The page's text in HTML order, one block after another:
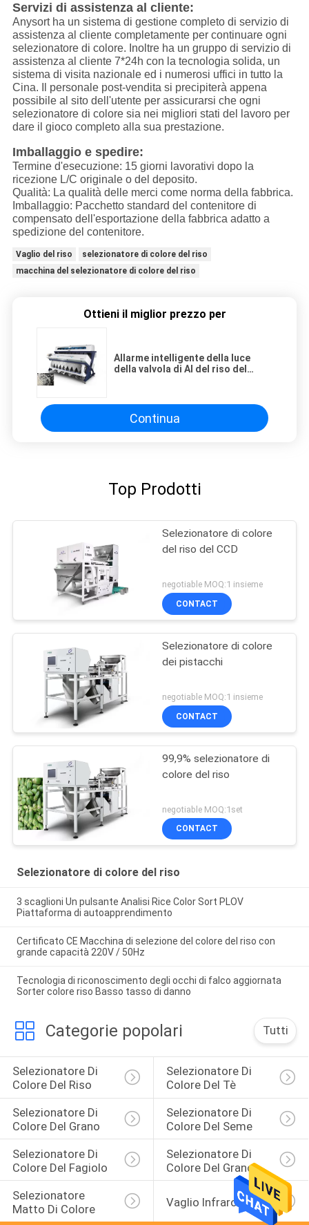
Servizi di assistenza al cliente:
Anysort ha un sistema di gestione completo di servizio di
assistenza al cliente completamente per continuare ogni
selezionatore di colore. Inoltre ha un gruppo di servizio di
assistenza al cliente 7*24h con la tecnologia solida, un
sistema di visita nazionale ed i numerosi uffici in tutto la
Cina. Il personale post-vendita si precipiterà appena
possibile al sito dell'utente per assicurarsi che ogni
selezionatore di colore sia nei migliori stati del lavoro per
dare il gioco completo alla sua prestazione.
Imballaggio e spedire:
Termine d'esecuzione: 15 giorni lavorativi dopo la
ricezione L/C originale o del deposito.
Qualità: La qualità delle merci come norma della fabbrica.
Imballaggio: Pacchetto standard del contenitore di
compensato dell'esportazione della fabbrica adatto a
spedizione del contenitore.
Vaglio del riso
selezionatore di colore del riso
macchina del selezionatore di colore del riso
Ottieni il miglior prezzo per
Allarme intelligente della luce
della valvola di AI del riso del
Continua
Top Prodotti
Selezionatore di colore
del riso del CCD
negotiable MOQ:1 insieme
CONTACT
Selezionatore di colore
dei pistacchi
negotiable MOQ:1 insieme
CONTACT
99,9% selezionatore di
colore del riso
negotiable MOQ:1set
CONTACT
Selezionatore di colore del riso
3 scaglioni Un pulsante Analisi Rice Color Sort PLOV
Piattaforma di autoapprendimento
Certificato CE Macchina di selezione del colore del riso con
grande capacità 220V / 50Hz
Tecnologia di riconoscimento degli occhi di falco aggiornata
Sorter colore riso Basso tasso di danno
Categorie popolari Tutti
Selezionatore Di
Colore Del Riso
Selezionatore Di
Colore Del Tè
Selezionatore Di
Colore Del Grano
Selezionatore Di
Colore Del Seme
Selezionatore Di
Colore Del Fagiolo
Selezionatore Di
Colore Del Grano
Selezionatore
Matto Di Colore
Vaglio Infrarosso